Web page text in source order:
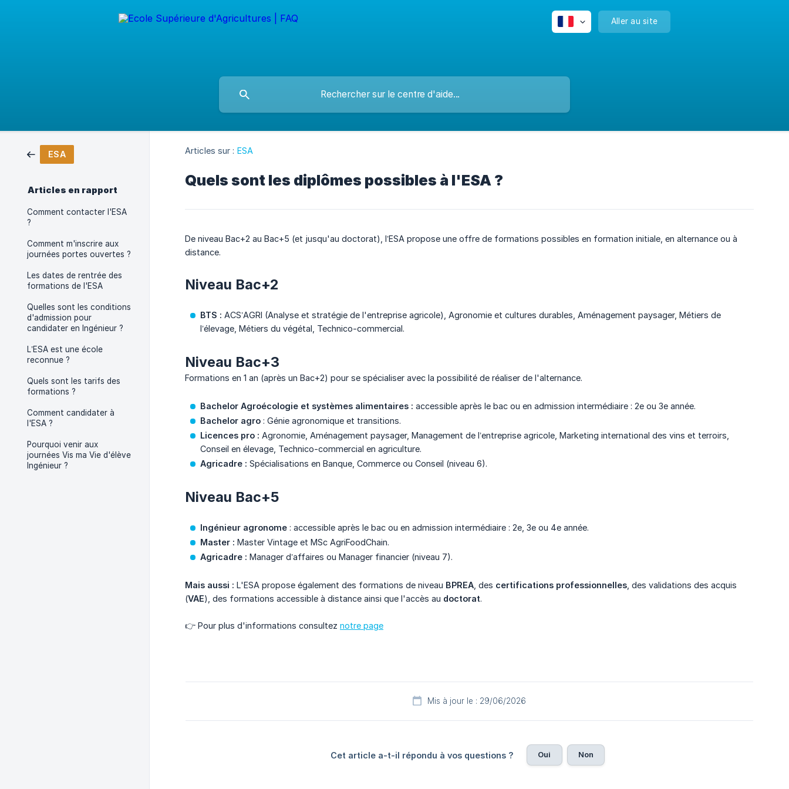
Aller au site
ESA
Articles en rapport
Comment contacter l'ESA
?
Comment m'inscrire aux
journées portes ouvertes ?
Les dates de rentrée des
formations de l'ESA
Quelles sont les conditions
d'admission pour
candidater en Ingénieur ?
L’ESA est une école
reconnue ?
Quels sont les tarifs des
formations ?
Comment candidater à
l'ESA ?
Pourquoi venir aux
journées Vis ma Vie d'élève
Ingénieur ?
Articles sur : ESA
Quels sont les diplômes possibles à l'ESA ?
De niveau Bac+2 au Bac+5 (et jusqu'au doctorat), l’ESA propose une offre de formations possibles en formation initiale, en alternance ou à
distance.
Niveau Bac+2
BTS : ACS’AGRI (Analyse et stratégie de l'entreprise agricole), Agronomie et cultures durables, Aménagement paysager, Métiers de
l’élevage, Métiers du végétal, Technico-commercial.
Niveau Bac+3
Formations en 1 an (après un Bac+2) pour se spécialiser avec la possibilité de réaliser de l'alternance.
Bachelor Agroécologie et systèmes alimentaires : accessible après le bac ou en admission intermédiaire : 2e ou 3e année.
Bachelor agro : Génie agronomique et transitions.
Licences pro : Agronomie, Aménagement paysager, Management de l’entreprise agricole, Marketing international des vins et terroirs,
Conseil en élevage, Technico-commercial en agriculture.
Agricadre : Spécialisations en Banque, Commerce ou Conseil (niveau 6).
Niveau Bac+5
Ingénieur agronome : accessible après le bac ou en admission intermédiaire : 2e, 3e ou 4e année.
Master : Master Vintage et MSc AgriFoodChain.
Agricadre : Manager d’affaires ou Manager financier (niveau 7).
Mais aussi : L'ESA propose également des formations de niveau BPREA , des certifications professionnelles , des validations des acquis
(VAE), des formations accessible à distance ainsi que l'accès au doctorat.
👉 Pour plus d'informations consultez notre page
Mis à jour le : 29/06/2026
Cet article a-t-il répondu à vos questions ? Oui Non